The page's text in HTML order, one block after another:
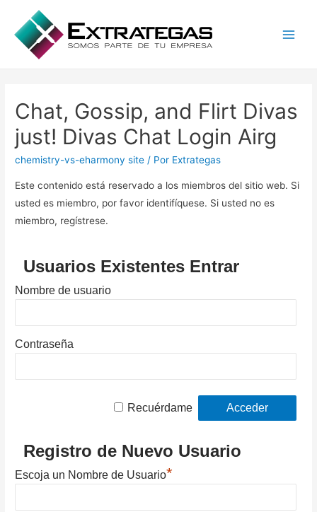
Chat, Gossip, and Flirt Divas
just! Divas Chat Login Airg
chemistry-vs-eharmony site / Por Extrategas
Este contenido está reservado a los miembros del sitio web. Si
usted es miembro, por favor identifíquese. Si usted no es
miembro, regístrese.
Usuarios Existentes Entrar
Nombre de usuario
Contraseña
Recuérdame
Registro de Nuevo Usuario
Escoja un Nombre de Usuario*